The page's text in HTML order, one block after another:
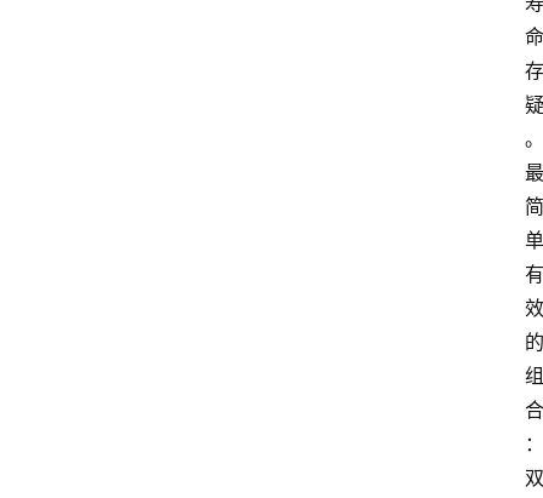
命
存
疑
。
最
简
单
有
效
的
组
合
：
双